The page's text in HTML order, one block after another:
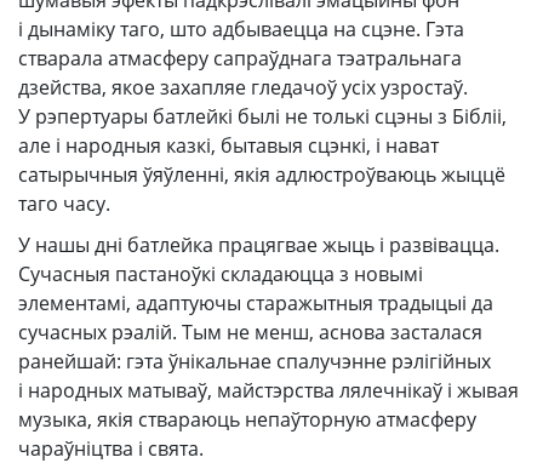
і дынаміку таго, што адбываецца на сцэне. Гэта
стварала атмасферу сапраўднага тэатральнага
дзейства, якое захапляе гледачоў усіх узростаў.
У рэпертуары батлейкі былі не толькі сцэны з Бібліі,
але і народныя казкі, бытавыя сцэнкі, і нават
сатырычныя ўяўленні, якія адлюстроўваюць жыццё
таго часу.
У нашы дні батлейка працягвае жыць і развівацца.
Сучасныя пастаноўкі складаюцца з новымі
элементамі, адаптуючы старажытныя традыцыі да
сучасных рэалій. Тым не менш, аснова засталася
ранейшай: гэта ўнікальнае спалучэнне рэлігійных
і народных матываў, майстэрства лялечнікаў і жывая
музыка, якія ствараюць непаўторную атмасферу
чараўніцтва і свята.